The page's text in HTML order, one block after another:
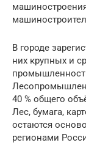
В городе
них крупных и
40 % общего
Лес, бумага,
остаются
регионами